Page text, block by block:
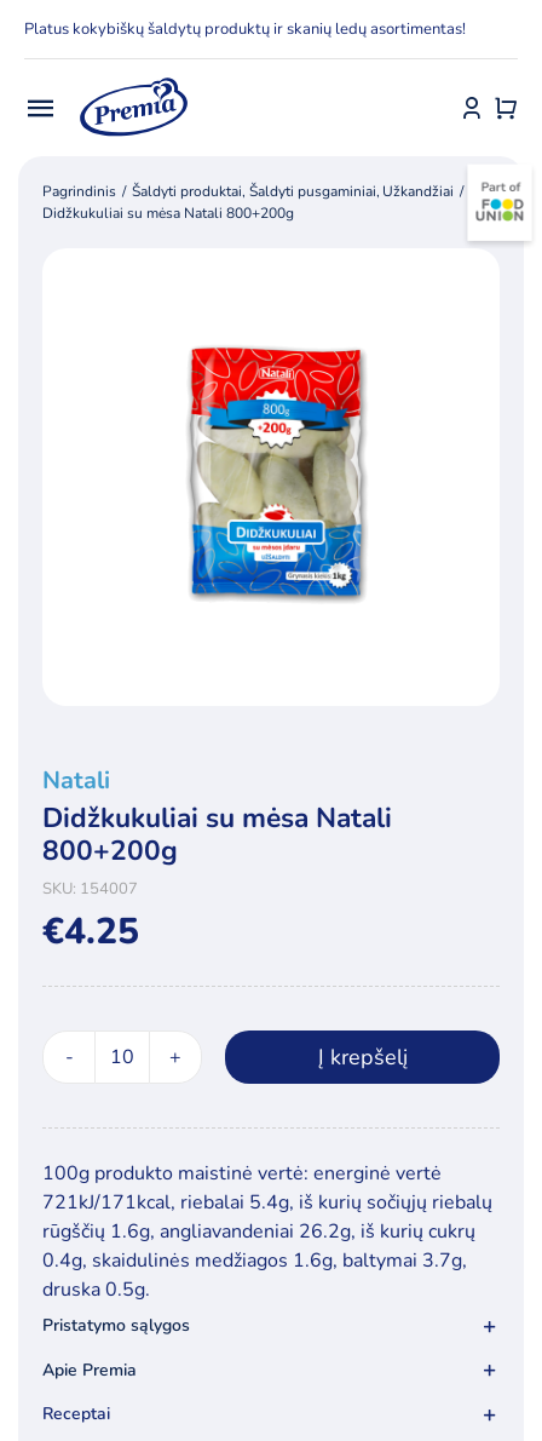
Platus kokybiškų šaldytų produktų ir skanių ledų asortimentas!
Toggle
Navigation
Pradžia
Pagrindinis Šaldyti produktai Šaldyti pusgaminiai Užkandžiai
Didžkukuliai su mėsa Natali 800+200g
Natali
Didžkukuliai su mėsa Natali
800+200g
SKU: 154007
€4.25
produkto
Didžkukuliai
mėsa
Natali
800+200g
Į krepšelį
100g produkto maistinė vertė: energinė vertė
721kJ/171kcal, riebalai 5.4g, iš kurių sočiųjų riebalų
rūgščių 1.6g, angliavandeniai 26.2g, iš kurių cukrų
0.4g, skaidulinės medžiagos 1.6g, baltymai 3.7g,
druska 0.5g.
Pristatymo sąlygos
Apie Premia
Receptai